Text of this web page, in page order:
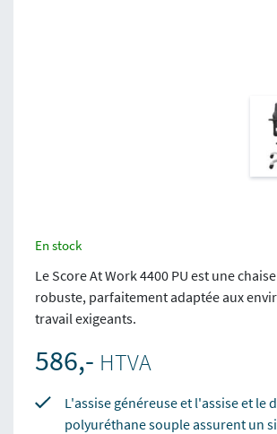
En stock
Le Score At Work 4400 PU est une
robuste, parfaitement adaptée aux
travail exigeants.
586,- HTVA
L'assise généreuse et l'assise et le
polyuréthane souple assurent un